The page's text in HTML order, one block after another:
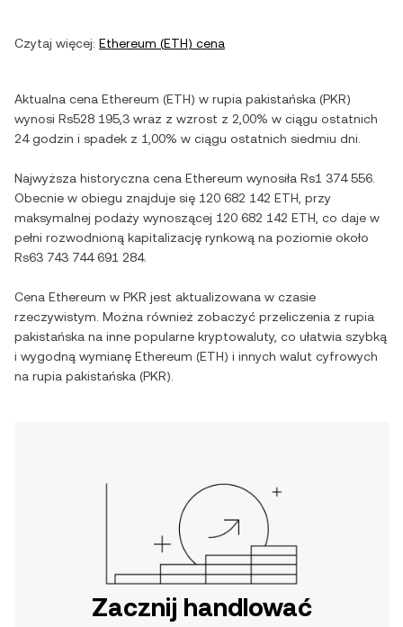
Czytaj więcej: Ethereum (ETH) cena
Aktualna cena Ethereum (ETH) w rupia pakistańska (PKR)
wynosi Rs528 195,3 wraz z wzrost z 2,00% w ciągu ostatnich
24 godzin i spadek z 1,00% w ciągu ostatnich siedmiu dni.
Najwyższa historyczna cena Ethereum wynosiła Rs1 374 556
Obecnie w obiegu znajduje się 120 682 142 ETH , przy
maksymalnej podaży wynoszącej 120 682 142 ETH , co daje w
pełni rozwodnioną kapitalizację rynkową na poziomie około
Rs63 743 744 691 284.
Cena Ethereum w PKR jest aktualizowana w czasie
rzeczywistym. Można również zobaczyć przeliczenia z rupia
pakistańska na inne popularne kryptowaluty, co ułatwia szybką
i wygodną wymianę Ethereum (ETH) i innych walut cyfrowych
na rupia pakistańska (PKR).
Zacznij handlować